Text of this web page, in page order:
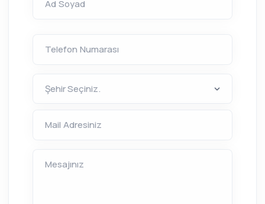
Ad Soyad
Telefon Numarası
Mail Adresiniz
Mesajınız